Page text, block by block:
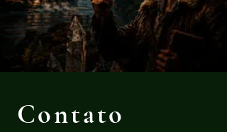
Contato